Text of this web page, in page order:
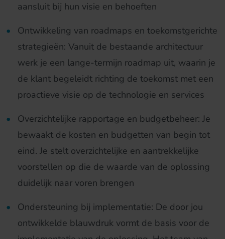
aansluit bij hun visie en behoeften
Ontwikkeling van roadmaps en toekomstgerichte
strategieën: Vanuit de bestaande architectuur
werk je een lange-termijn roadmap uit, waarin je
de klant begeleidt richting de toekomst met een
proactieve visie op de technologie en services
Overzichtelijke rapportage en budgetbeheer: Je
bewaakt de kosten en budgetten van begin tot
eind. Je stelt overzichtelijke en aantrekkelijke
voorstellen op die de waarde van de oplossing
duidelijk naar voren brengen
Ondersteuning bij implementatie: De door jou
ontwikkelde blauwdruk vormt de basis voor de